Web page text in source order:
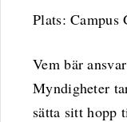
Plats: Campus
Vem bär
Myndigheter
sätta sitt hopp